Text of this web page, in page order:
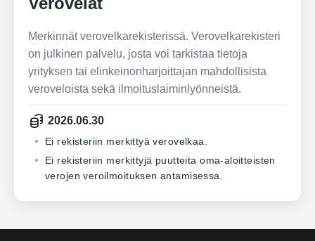
Merkinnät verovelkarekisterissä. Verovelkarekisteri
on julkinen palvelu, josta voi tarkistaa tietoja
yrityksen tai elinkeinonharjoittajan mahdollisista
veroveloista sekä ilmoituslaiminlyönneistä.
2026.06.30
Ei rekisteriin merkittyä verovelkaa.
Ei rekisteriin merkittyjä puutteita oma-aloitteisten
verojen veroilmoituksen antamisessa.